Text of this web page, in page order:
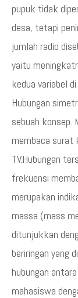
pupuk tidak
desa, tetapi
jumlah radio
yaitu
kedua variabel
Hubungan
sebuah konsep.
membaca surat
TV.Hubungan
frekuensi
merupakan
massa (mass
ditunjukkan
beriringan yang
hubungan
mahasiswa